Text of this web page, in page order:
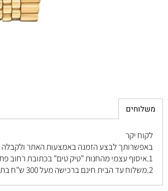
לבצע הזמנה באמצעות האתר ולקבלה
פתח תקווה 3 א,